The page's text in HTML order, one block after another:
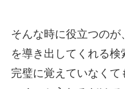
そんな時に役立つのが
を導き出してくれる
完璧に覚えていなく